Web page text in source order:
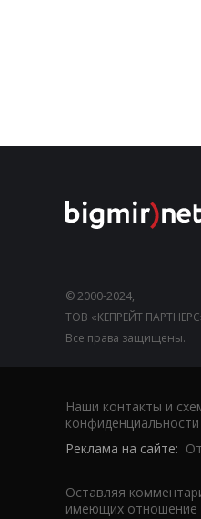
© 2000-2024,
ТОВ «КЕПРЕЙТ
Все права защищены.
Наши контакты и
Реклама на сайте:
Оставляя
имеющих отношение